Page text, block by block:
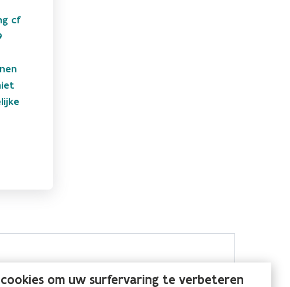
cf
om uw surfervaring te verbeteren